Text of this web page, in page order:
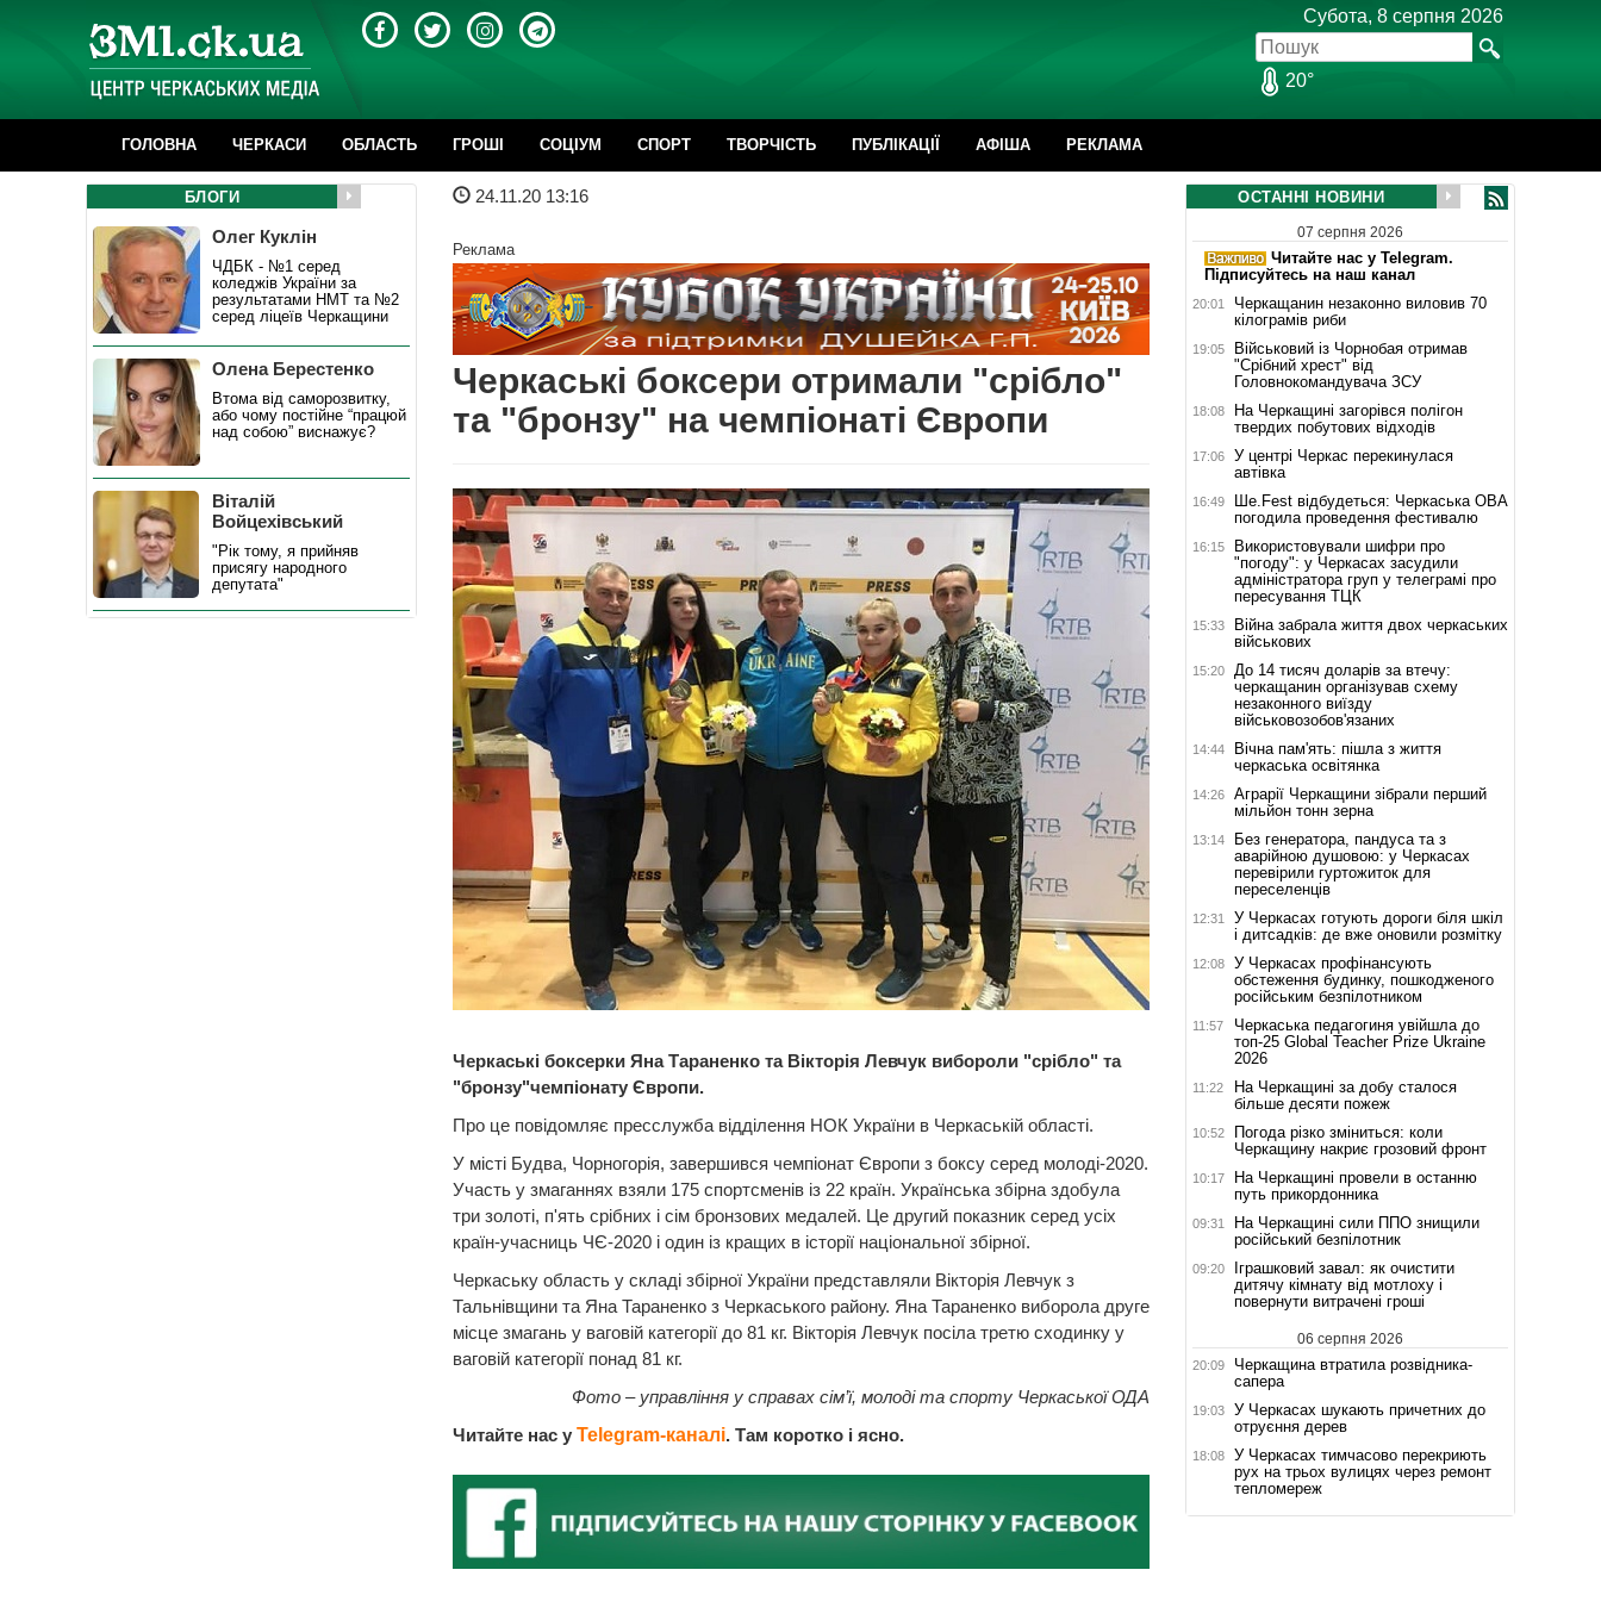
Субота, 8 серпня 2026
20°
ГОЛОВНА ЧЕРКАСИ ОБЛАСТЬ ГРОШІ CОЦІУМ СПОРТ ТВОРЧІСТЬ ПУБЛІКАЦІЇ АФІША РЕКЛАМА
24.11.20 13:16
Реклама
Черкаські боксери отримали "срібло"
та "бронзу" на чемпіонаті Європи
Черкаські боксерки Яна Тараненко та Вікторія Левчук вибороли "срібло" та
"бронзу"чемпіонату Європи.
Про це повідомляє пресслужба відділення НОК України в Черкаській області.
У місті Будва, Чорногорія, завершився чемпіонат Європи з боксу серед молоді-2020.
Участь у змаганнях взяли 175 спортсменів із 22 країн. Українська збірна здобула
три золоті, п'ять срібних і сім бронзових медалей. Це другий показник серед усіх
країн-учасниць ЧЄ-2020 і один із кращих в історії національної збірної.
Черкаську область у складі збірної України представляли Вікторія Левчук з
Тальнівщини та Яна Тараненко з Черкаського району. Яна Тараненко виборола друге
місце змагань у ваговій категорії до 81 кг. Вікторія Левчук посіла третю сходинку у
ваговій категорії понад 81 кг.
Фото – управління у справах сім’ї, молоді та спорту Черкаської ОДА
Читайте нас у Telegram-каналі. Там коротко і ясно.
БЛОГИ
Олег Куклін
ЧДБК - №1 серед
коледжів України за
результатами НМТ та №2
серед ліцеїв Черкащини
Олена Берестенко
Втома від саморозвитку,
або чому постійне “працюй
над собою” виснажує?
Віталій
Войцехівський
"Рік тому, я прийняв
присягу народного
депутата"
ОСТАННІ НОВИНИ
07 серпня 2026
Читайте нас у Telegram.
Підписуйтесь на наш канал
20:01
Черкащанин незаконно виловив 70
кілограмів риби
19:05
Військовий із Чорнобая отримав
"Срібний хрест" від
Головнокомандувача ЗСУ
18:08
На Черкащині загорівся полігон
твердих побутових відходів
17:06
У центрі Черкас перекинулася
автівка
16:49
Ше.Fest відбудеться: Черкаська ОВА
погодила проведення фестивалю
16:15
Використовували шифри про
"погоду": у Черкасах засудили
адміністратора груп у телеграмі про
пересування ТЦК
15:33
Війна забрала життя двох черкаських
військових
15:20
До 14 тисяч доларів за втечу:
черкащанин організував схему
незаконного виїзду
військовозобов'язаних
14:44
Вічна пам'ять: пішла з життя
черкаська освітянка
14:26
Аграрії Черкащини зібрали перший
мільйон тонн зерна
13:14
Без генератора, пандуса та з
аварійною душовою: у Черкасах
перевірили гуртожиток для
переселенців
12:31
У Черкасах готують дороги біля шкіл
і дитсадків: де вже оновили розмітку
12:08
У Черкасах профінансують
обстеження будинку, пошкодженого
російським безпілотником
11:57
Черкаська педагогиня увійшла до
топ-25 Global Teacher Prize Ukraine
2026
11:22
На Черкащині за добу сталося
більше десяти пожеж
10:52
Погода різко зміниться: коли
Черкащину накриє грозовий фронт
10:17
На Черкащині провели в останню
путь прикордонника
09:31
На Черкащині сили ППО знищили
російський безпілотник
09:20
Іграшковий завал: як очистити
дитячу кімнату від мотлоху і
повернути витрачені гроші
06 серпня 2026
20:09
Черкащина втратила розвідника-
сапера
19:03
У Черкасах шукають причетних до
отруєння дерев
18:08
У Черкасах тимчасово перекриють
рух на трьох вулицях через ремонт
тепломереж